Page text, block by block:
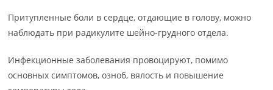
Притупленные боли в сердце, отдающие в голову, можно
наблюдать при радикулите шейно-грудного отдела.
Инфекционные заболевания провоцируют, помимо
основных симптомов, озноб, вялость и повышение